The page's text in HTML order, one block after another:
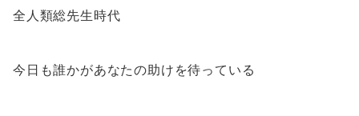
全人類総先生時代
今日も誰かがあなたの助けを待っている